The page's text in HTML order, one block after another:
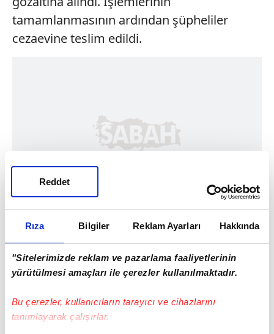
Rıza Bilgiler Reklam Ayarları Hakkında
"Sitelerimizde reklam ve pazarlama faaliyetlerinin
yürütülmesi amaçları ile çerezler kullanılmaktadır.
Bu çerezler, kullanıcıların tarayıcı ve cihazlarını
tanımlayarak çalışırlar.
Reddet
tamamlanmasının ardından şüpheliler
cezaevine teslim edildi.